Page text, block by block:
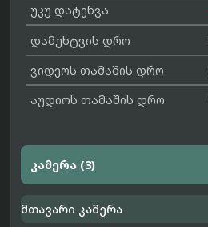
უკუ დატენვა
დამუხტვის დრო
ვიდეოს თამაშის დრო
აუდიოს თამაშის დრო
კამერა (3)
მთავარი კამერა